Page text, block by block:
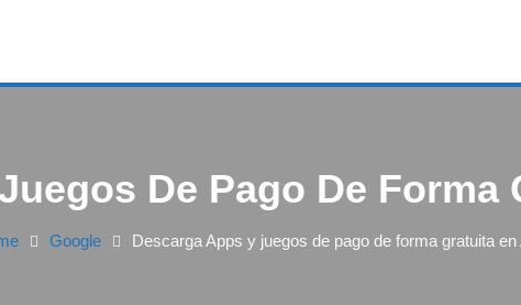
De Pago De
Google Descarga Apps y juegos de pago de forma gratuita en